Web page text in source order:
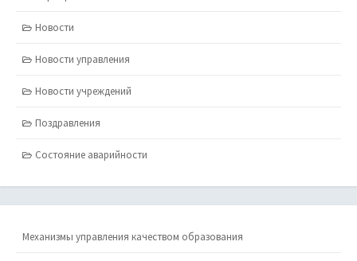
Новости
Новости управления
Новости учреждений
Поздравления
Состояние аварийности
Механизмы управления качеством образования